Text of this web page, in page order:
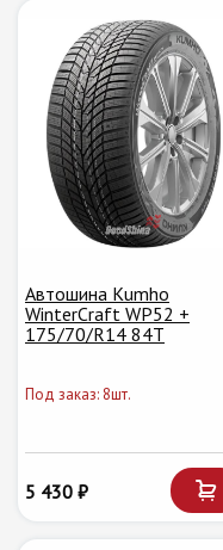
Автошина Kumho
WinterCraft WP52 +
175/70/R14 84T
Под заказ: 8шт.
5 430 ₽